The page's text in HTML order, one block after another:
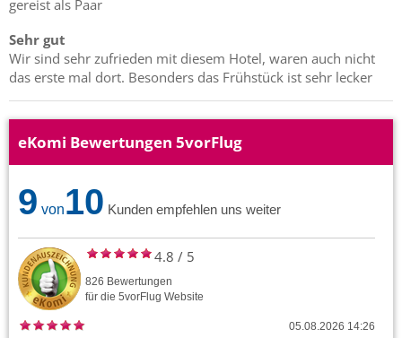
gereist als Paar
Sehr gut
Wir sind sehr zufrieden mit diesem Hotel, waren auch nicht
das erste mal dort. Besonders das Frühstück ist sehr lecker
eKomi Bewertungen 5vorFlug
9 von10 Kunden empfehlen uns weiter
4.8 / 5
826 Bewertungen
für die 5vorFlug Website
05.08.2026 14:26